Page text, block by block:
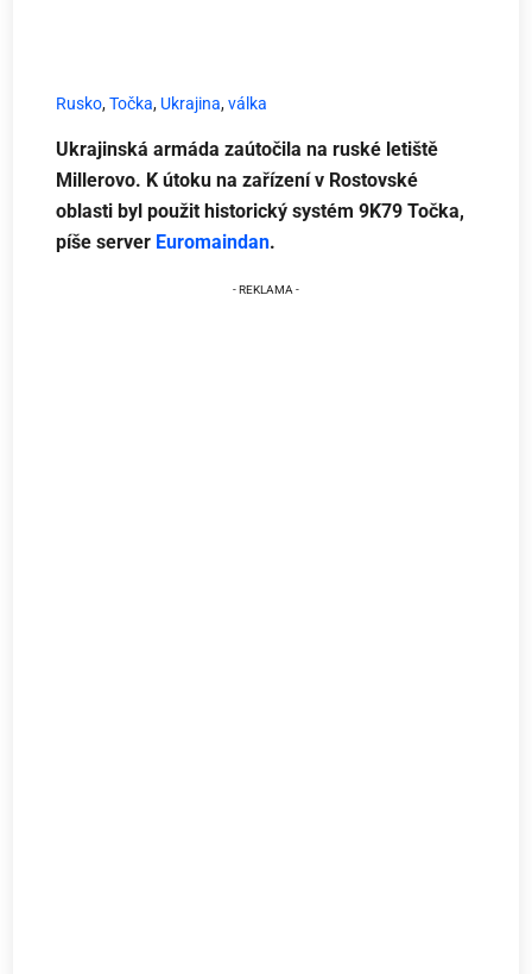
Rusko,Točka, Ukrajina,válka
Ukrajinská armáda zaútočila na ruské letiště
Millerovo. K útoku na zařízení v Rostovské
oblasti byl použit historický systém 9K79 Točka,
píše server Euromaindan.